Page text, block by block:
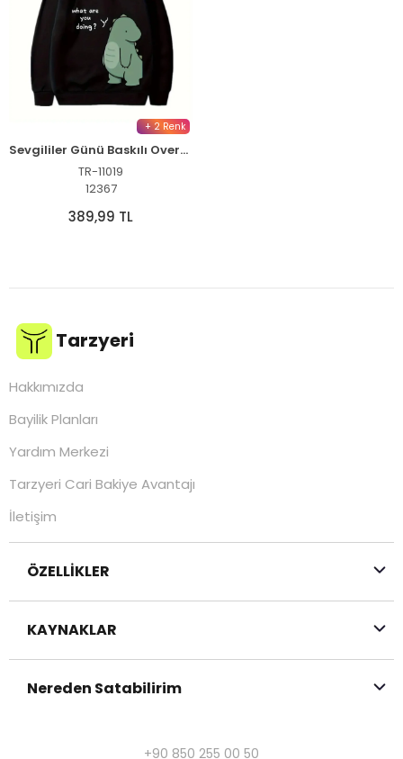
+ 2 Renk
Sevgililer Günü Baskılı Oversize Kapüşonlu Sweatshirt Hoodie - Siyah
TR-11019
12367
389,99 TL
Tarzyeri
Hakkımızda
Bayilik Planları
Yardım Merkezi
Tarzyeri Cari Bakiye Avantajı
İletişim
ÖZELLİKLER
KAYNAKLAR
Nereden Satabilirim
+90 850 255 00 50